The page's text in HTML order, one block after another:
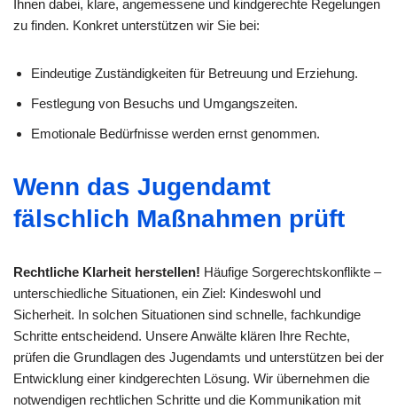
Ihnen dabei, klare, angemessene und kindgerechte Regelungen
zu finden. Konkret unterstützen wir Sie bei:
Eindeutige Zuständigkeiten für Betreuung und Erziehung.
Festlegung von Besuchs und Umgangszeiten.
Emotionale Bedürfnisse werden ernst genommen.
Wenn das Jugendamt
fälschlich Maßnahmen prüft
Rechtliche Klarheit herstellen! Häufige Sorgerechtskonflikte –
unterschiedliche Situationen, ein Ziel: Kindeswohl und
Sicherheit. In solchen Situationen sind schnelle, fachkundige
Schritte entscheidend. Unsere Anwälte klären Ihre Rechte,
prüfen die Grundlagen des Jugendamts und unterstützen bei der
Entwicklung einer kindgerechten Lösung. Wir übernehmen die
notwendigen rechtlichen Schritte und die Kommunikation mit